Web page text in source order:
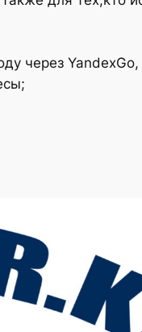
через YandexGo,